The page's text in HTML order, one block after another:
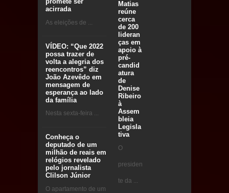
acirrada
As eleições de ...
VÍDEO: “Que 2022
possa trazer de
volta a alegria dos
reencontros” diz
João Azevêdo em
mensagem de
esperança ao lado
da família
Nesta sexta-feira ...
Conheça o
deputado de um
milhão de reais em
relógios revelado
pelo jornalista
Clilson Júnior
O apartamento de um
Matias
reúne
cerca
de 200
lideran
ças em
apoio à
pré-
candid
atura
de
Denise
Ribeiro
à
Assem
bleia
Legisla
tiva
O
presiden
te da ...